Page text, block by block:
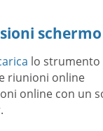
schermo
lo strumento
riunioni online
online con un